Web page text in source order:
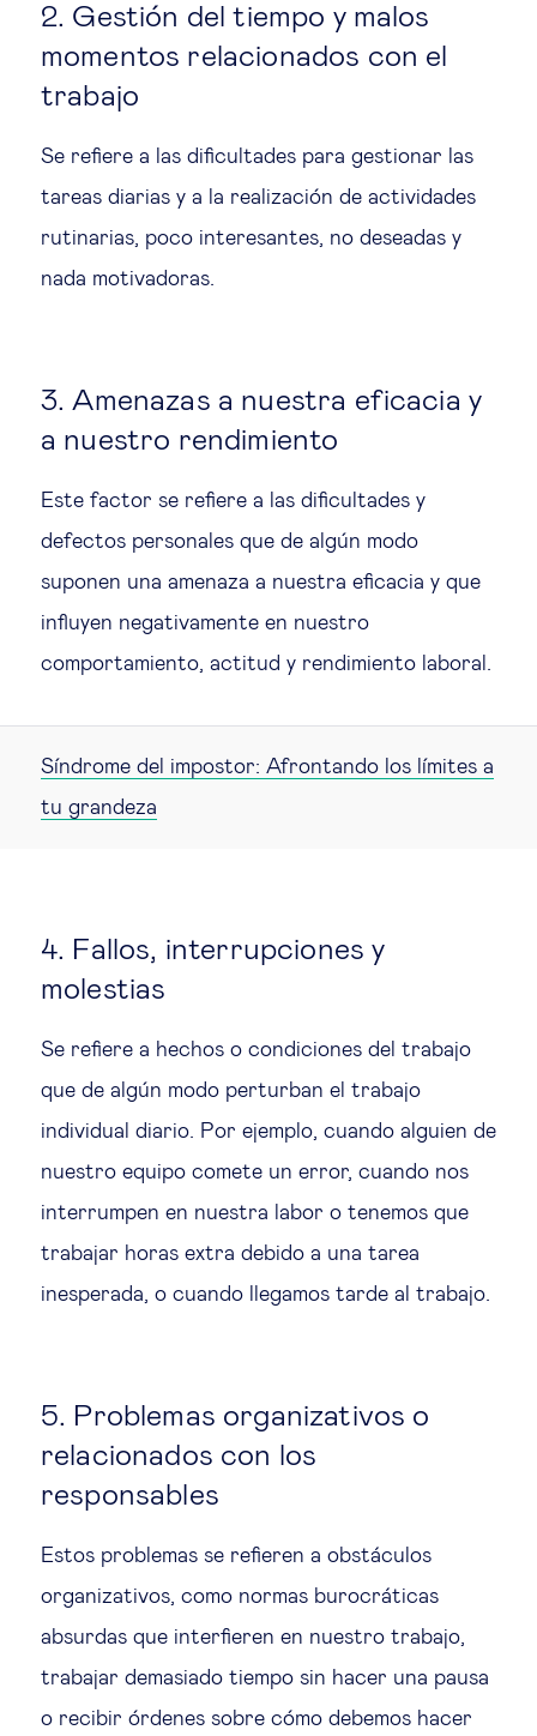
2. Gestión del tiempo y malos
momentos relacionados con el
trabajo
Se refiere a las dificultades para gestionar las
tareas diarias y a la realización de actividades
rutinarias, poco interesantes, no deseadas y
nada motivadoras.
3. Amenazas a nuestra eficacia y
a nuestro rendimiento
Este factor se refiere a las dificultades y
defectos personales que de algún modo
suponen una amenaza a nuestra eficacia y que
influyen negativamente en nuestro
comportamiento, actitud y rendimiento laboral.
Síndrome del impostor: Afrontando los límites a
tu grandeza
4. Fallos, interrupciones y
molestias
Se refiere a hechos o condiciones del trabajo
que de algún modo perturban el trabajo
individual diario. Por ejemplo, cuando alguien de
nuestro equipo comete un error, cuando nos
interrumpen en nuestra labor o tenemos que
trabajar horas extra debido a una tarea
inesperada, o cuando llegamos tarde al trabajo.
5. Problemas organizativos o
relacionados con los
responsables
Estos problemas se refieren a obstáculos
organizativos, como normas burocráticas
absurdas que interfieren en nuestro trabajo,
trabajar demasiado tiempo sin hacer una pausa
o recibir órdenes sobre cómo debemos hacer